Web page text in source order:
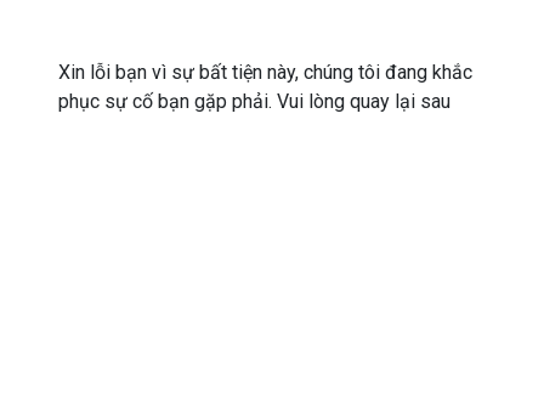
Xin lỗi bạn vì sự bất tiện này, chúng tôi đang khắc
phục sự cố bạn gặp phải. Vui lòng quay lại sau